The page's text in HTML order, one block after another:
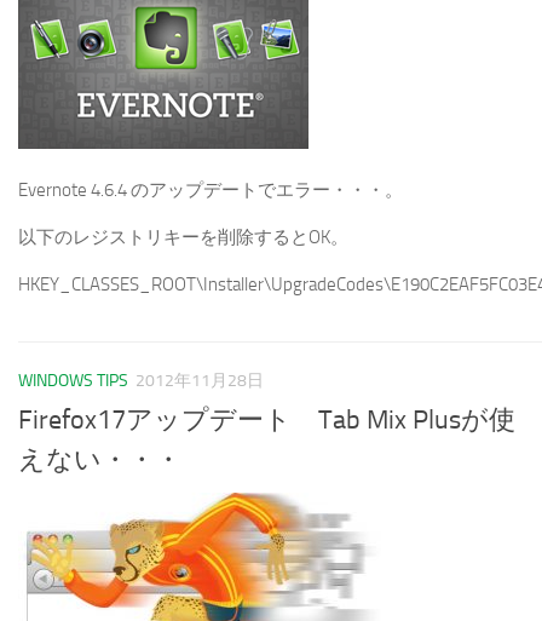
Evernote 4.6.4 のアップデートでエラー・・・。
以下のレジストリキーを削除するとOK。
WINDOWS TIPS 2012年11月28日
Firefox17アップデート Tab Mix Plusが使
えない・・・